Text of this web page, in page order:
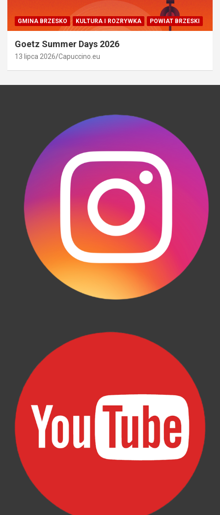
GMINA BRZESKO KULTURA I ROZRYWKA POWIAT BRZESKI
Goetz Summer Days 2026
13 lipca 2026 Capuccino.eu